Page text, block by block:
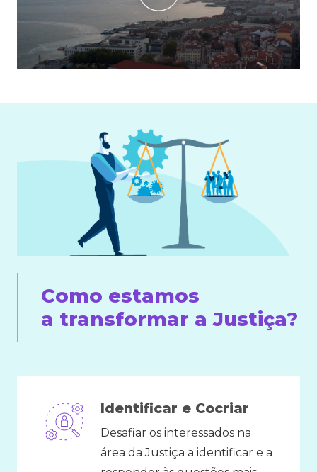
Como estamos
a transformar a Justiça?
Identificar e Cocriar
Desafiar os interessados na
área da Justiça a identificar e a